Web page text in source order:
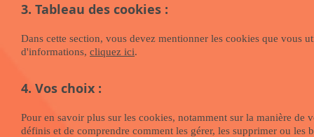
3. Tableau des cookies :
Dans cette section, vous devez mentionner les cookies que vous
d'informations, cliquez ici.
4. Vos choix :
Pour en savoir plus sur les cookies, notamment sur la manière de
définis et de comprendre comment les gérer, les supprimer ou les